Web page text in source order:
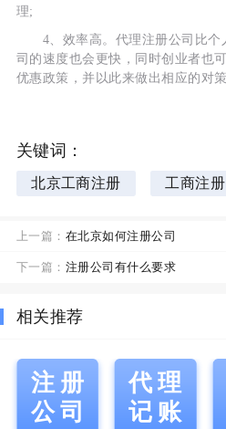
理;
4、效率高。代理注册公司比个
司的速度也会更快，同时创业者也
优惠政策，并以此来做出相应的对策
关键词：
北京工商注册 工商注册
上一篇： 在北京如何注册公司
下一篇： 注册公司有什么要求
相关推荐
注册
公司
代理
记账